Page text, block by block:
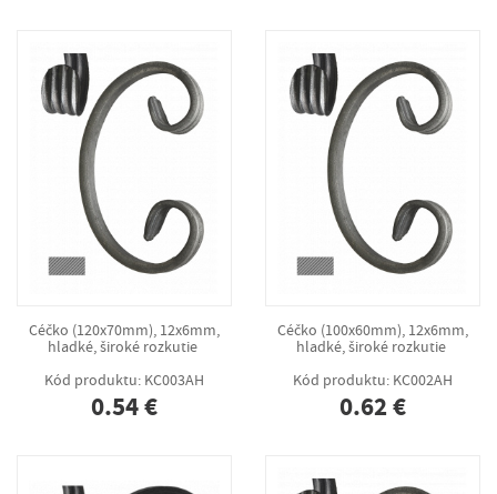
Céčko (120x70mm), 12x6mm,
hladké, široké rozkutie
Kód produktu: KC003AH
0.54 €
Céčko (100x60mm), 12x6mm,
hladké, široké rozkutie
Kód produktu: KC002AH
0.62 €